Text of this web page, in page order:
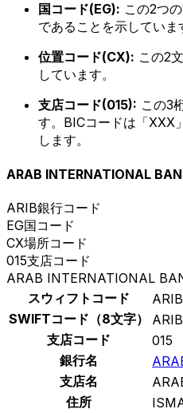
国コード(EG): この2つ
であることを示していま
位置コード(CX): この2
しています。
支店コード(015): この3
す。BICコードは「XXX
します。
ARAB INTERNATIONAL
ARIB銀行コード
EG国コード
CX場所コード
015支店コード
ARAB INTERNATIONAL
スウィフトコード
SWIFTコード（8文字）
支店コード
015
銀行名
支店名
住所